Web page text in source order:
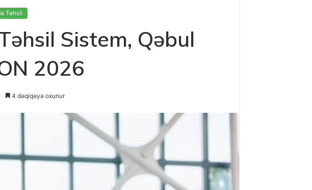
Təhsil
Sistem, Qəbul
2026
4 dəqiqəyə oxunur